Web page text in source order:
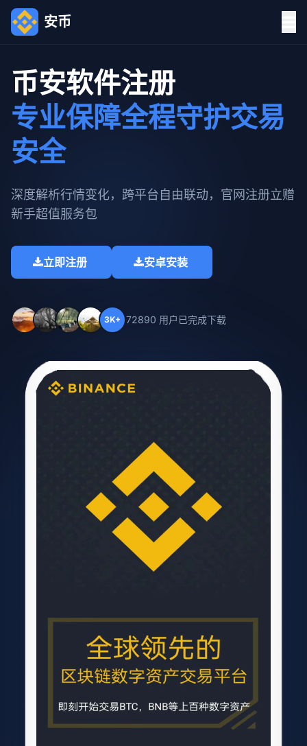
安币
币安软件注册
专业保障全程守护交易
安全
深度解析行情变化，跨平台自由联动，官网注册立赠
新手超值服务包​
立即注册 安卓安装
3K+ 72890 用户已完成下载